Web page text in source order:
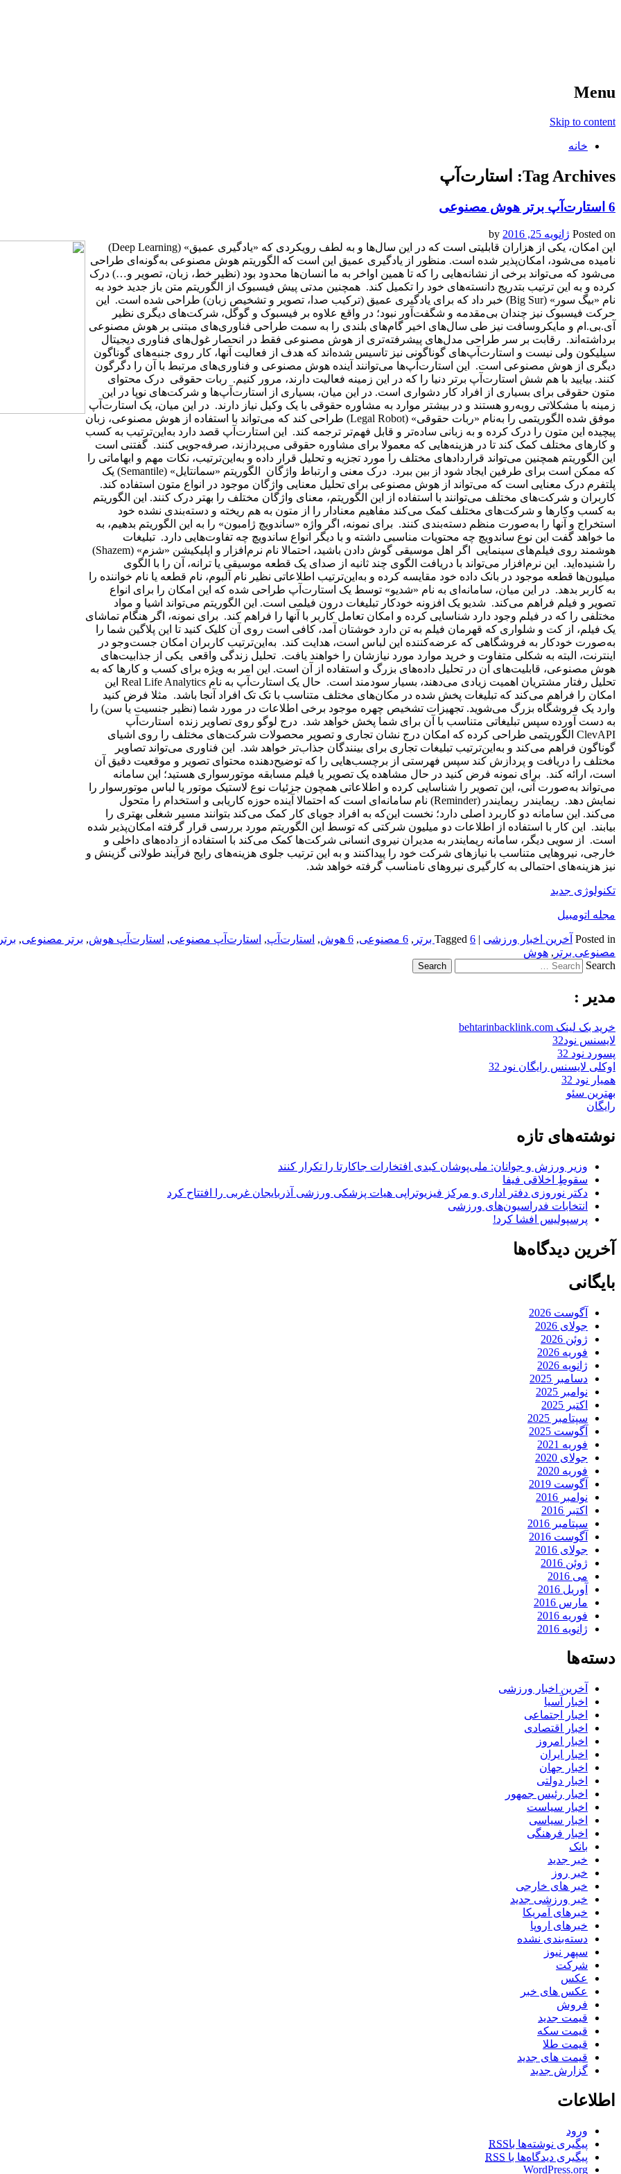
Menu
Skip to content
خانه
Tag Archives: استارت‌آپ
6 استارت‌آپ برتر هوش مصنوعی
Posted on ژانویه 25, 2016
این امکان، یکی از هزاران قابلیتی است که در این سال‌ها و به لطف رویکردی که «یادگیری عمیق» (Deep Learning)
نامیده می‌شود، امکان‌پذیر شده است. منظور از یادگیری عمیق این است که الگوریتم هوش مصنوعی به‌گونه‌ای طراحی
می‌شود که می‌تواند برخی از نشانه‌هایی را که تا همین اواخر به ما انسان‌ها محدود بود (نظیر خط، زبان، تصویر و…) درک
کرده و به این ترتیب بتدریج دانسته‌های خود را تکمیل کند. همچنین مدتی پیش فیسبوک از الگوریتم متن باز جدید خود به
نام «بیگ سور» (Big Sur) خبر داد که برای یادگیری عمیق (ترکیب صدا، تصویر و تشخیص زبان) طراحی شده است. این
حرکت فیسبوک نیز چندان بی‌مقدمه و شگفت‌آور نبود؛ در واقع علاوه بر فیسبوک و گوگل، شرکت‌های دیگری نظیر
آی.بی.ام و مایکروسافت نیز طی سال‌های اخیر گام‌های بلندی را به سمت طراحی فناوری‌های مبتنی بر هوش مصنوعی
برداشته‌اند. رقابت بر سر طراحی مدل‌های پیشرفته‌تری از هوش مصنوعی فقط در انحصار غول‌های فناوری دیجیتال
سیلیکون ولی نیست و استارت‌آپ‌های گوناگونی نیز تاسیس شده‌اند که هدف از فعالیت آنها، کار روی جنبه‌های گوناگون
دیگری از هوش مصنوعی است. این استارت‌آپ‌ها می‌توانند آینده هوش مصنوعی و فناوری‌های مرتبط با آن را دگرگون
کنند. بیایید با هم شش استارت‌آپ برتر دنیا را که در این زمینه فعالیت دارند، مرور کنیم. ربات حقوقی درک محتوای
متون حقوقی برای بسیاری از افراد کار دشواری است. در این میان، بسیاری از استارت‌آپ‌ها و شرکت‌های نوپا در این
زمینه با مشکلاتی روبه‌رو هستند و در بیشتر موارد به مشاوره حقوقی با یک وکیل نیاز دارند. در این میان، یک استارت‌آپ
موفق شده الگوریتمی را به‌نام «ربات حقوقی» (Legal Robot) طراحی کند که می‌تواند با استفاده از هوش مصنوعی، زبان
پیچیده این متون را درک کرده و به زبانی ساده‌تر و قابل فهم‌تر ترجمه کند. این استارت‌آپ قصد دارد به‌این‌ترتیب به کسب
و کارهای مختلف کمک کند تا در هزینه‌هایی که معمولا برای مشاوره حقوقی می‌پردازند، صرفه‌جویی کنند. گفتنی است
این الگوریتم همچنین می‌تواند قراردادهای مختلف را مورد تجزیه و تحلیل قرار داده و به‌این‌ترتیب، نکات مهم و ابهاماتی را
که ممکن است برای طرفین ایجاد شود از بین ببرد. درک معنی و ارتباط واژگان الگوریتم «سمانتایل» (Semantile) یک
پلتفرم درک معنایی است که می‌تواند از هوش مصنوعی برای تحلیل معنایی واژگان موجود در انواع متون استفاده کند.
کاربران و شرکت‌های مختلف می‌توانند با استفاده از این الگوریتم، معنای واژگان مختلف را بهتر درک کنند. این الگوریتم
به کسب‌ و‌کارها و شرکت‌های مختلف کمک می‌کند مفاهیم معنادار را از متون به هم ریخته و دسته‌بندی نشده خود
استخراج و آنها را به‌صورت منظم دسته‌بندی کنند. برای نمونه، اگر واژه «ساندویچ ژامبون» را به این الگوریتم بدهیم، به
ما خواهد گفت این نوع ساندویچ چه محتویات مناسبی داشته و با دیگر انواع ساندویچ‌ چه تفاوت‌هایی دارد. تبلیغات
هوشمند روی فیلم‌های سینمایی اگر اهل موسیقی گوش دادن باشید، احتمالا نام نرم‌افزار و اپلیکیشن «شزم» (Shazem)
را شنیده‌اید. این نرم‌افزار می‌تواند با دریافت الگوی چند ثانیه از صدای یک قطعه موسیقی یا ترانه، آن را با الگوی
میلیون‌ها قطعه موجود در بانک داده خود مقایسه کرده و به‌این‌ترتیب اطلاعاتی نظیر نام آلبوم، نام قطعه یا نام خواننده را
به کاربر بدهد. در این میان، سامانه‌ای به نام «شدیو» توسط یک استارت‌آپ طراحی شده که این امکان را برای انواع
تصویر و فیلم فراهم می‌کند. شدیو یک افزونه خودکار تبلیغات درون فیلمی است. این الگوریتم می‌تواند اشیا و مواد
مختلفی را که در فیلم وجود دارد شناسایی کرده و امکان تعامل کاربر با آنها را فراهم کند. برای نمونه، اگر هنگام تماشای
یک فیلم، از کت و شلواری که قهرمان فیلم به تن دارد خوشتان آمد، کافی است روی آن کلیک کنید تا این پلاگین شما را
به‌صورت خودکار به فروشگاهی که عرضه‌کننده این لباس است، هدایت کند. به‌این‌ترتیب کاربران امکان جست‌وجو در
اینترنت، البته به شکلی متفاوت و خرید موارد مورد نیازشان را خواهند یافت. تحلیل زندگی واقعی یکی از جذابیت‌های
هوش مصنوعی، قابلیت‌های آن در تحلیل داده‌های بزرگ و استفاده از آن است. این امر به ویژه برای کسب و کارها که به
تحلیل رفتار مشتریان اهمیت زیادی می‌دهند، بسیار سودمند است.‌ حال یک استارت‌آپ به نام Real Life Analytics این
امکان را فراهم می‌کند که تبلیغات پخش شده در مکان‌های مختلف متناسب با تک تک افراد آنجا باشد. مثلا فرض کنید
وارد یک فروشگاه بزرگ می‌شوید. تجهیزات تشخیص چهره موجود برخی اطلاعات در مورد شما (نظیر جنسیت یا سن) را
به دست آورده سپس تبلیغاتی متناسب با آن برای شما پخش خواهد شد. درج لوگو روی تصاویر زنده استارت‌آپ
‌ClevAPI‌ الگوریتمی طراحی کرده که امکان درج نشان تجاری و تصویر محصولات شرکت‌های مختلف را روی اشیای
گوناگون فراهم می‌کند و به‌این‌ترتیب تبلیغات تجاری برای بینندگان جذاب‌تر خواهد شد. این فناوری می‌تواند تصاویر
مختلف را دریافت و پردازش کند سپس فهرستی از برچسب‌هایی را که توضیح‌دهنده محتوای تصویر و موقعیت دقیق آن
است، ارائه کند. برای نمونه فرض کنید در حال مشاهده یک تصویر یا فیلم مسابقه موتورسواری هستید؛ این سامانه
می‌تواند به‌صورت آنی، این تصویر را شناسایی کرده و اطلاعاتی همچون جزئیات نوع لاستیک موتور یا لباس موتورسوار را
نمایش دهد. ریمایندر ریمایندر (Reminder) نام سامانه‌ای است که احتمالا آینده حوزه کاریابی و استخدام را متحول
می‌کند. این سامانه دو کاربرد اصلی دارد؛ نخست این‌که به افراد جویای کار کمک می‌کند بتوانند مسیر شغلی بهتری را
بیابند. این کار با استفاده از اطلاعات دو میلیون شرکتی که توسط این الگوریتم مورد بررسی قرار گرفته امکان‌پذیر شده
است. از سویی دیگر، سامانه ریمایندر به مدیران نیروی انسانی شرکت‌ها کمک می‌کند با استفاده از داده‌های داخلی و
خارجی، نیروهایی متناسب با نیازهای شرکت خود را پیداکنند و به این ‌ترتیب جلوی هزینه‌های رایج فرآیند طولانی گزینش و
نیز هزینه‌های احتمالی به کارگیری نیروهای نامناسب گرفته خواهد شد.
تکنولوژی جدید
مجله اتومبیل
Posted in آخرین اخبار ورزشی |
Tagged 6 برتر , 6 مصنوعی , 6 هوش , استارت‌آپ, استارت‌آپ مصنوعی, استارت‌آپ هوش, برتر مصنوعی,
مصنوعی برتر , هوش
Search
مدیر :
خرید بک لینک behtarinbacklink.com
لایسنس نود32
پسورد نود 32
اوکلی لایسنس رایگان نود 32
همیار نود 32
بهترین سئو
رایگان
نوشته‌های تازه
وزیر ورزش و جوانان: ملی‌پوشان کبدی افتخارات جاکارتا را تکرار کنند
سقوطِ اخلاقی فیفا
دکتر نوروزی دفتر اداری و مرکز فیزیوتراپی هیات پزشکی ورزشی آذربایجان غربی را افتتاح کرد
انتخابات فدراسیون‌های ورزشی
پرسپولیس افشا کرد!
آخرین دیدگاه‌ها
بایگانی
آگوست 2026
جولای 2026
ژوئن 2026
فوریه 2026
ژانویه 2026
دسامبر 2025
نوامبر 2025
اکتبر 2025
سپتامبر 2025
آگوست 2025
فوریه 2021
جولای 2020
فوریه 2020
آگوست 2019
نوامبر 2016
اکتبر 2016
سپتامبر 2016
آگوست 2016
جولای 2016
ژوئن 2016
می 2016
آوریل 2016
مارس 2016
فوریه 2016
ژانویه 2016
دسته‌ها
آخرین اخبار ورزشی
اخبار آسیا
اخبار اجتماعی
اخبار اقتصادی
اخبار امروز
اخبار ایران
اخبار جهان
اخبار دولتی
اخبار رئیس جمهور
اخبار سیاست
اخبار سیاسی
اخبار فرهنگی
بانک
خبر جدید
خبر روز
خبر های خارجی
خبر ورزشی جدید
خبرهای آمریکا
خبرهای اروپا
دسته‌بندی نشده
سپهر نیوز
شرکت
عکس
عکس های خبر
فروش
قیمت جدید
قیمت سکه
قیمت طلا
قیمت های جدید
گزارش جدید
اطلاعات
ورود
پیگیری نوشته‌ها باRSS
پیگیری دیدگاه‌ها با RSS
WordPress.org